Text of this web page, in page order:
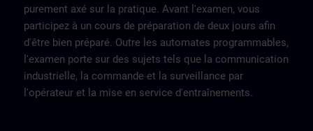
la qualification des techniciens de
Maintenance sur les solutions et
technologiessuivantes:-
Modification simple du programme
API- Exploitation d'un IHM-
Diagnostic et dépannage des
composants du système,
composants de l'API, Périphérie
décentralisées,
purement axé sur la pratique. Avant l'examen, vous
participez à un cours de préparation de deux jours afin
d'être bien préparé. Outre les automates programmables,
l'examen porte sur des sujets tels que la communication
industrielle, la commande et la surveillance par
l'opérateur et la mise en service d'entraînements.